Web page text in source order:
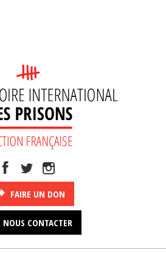
FAIRE UN DON
NOUS CONTACTER